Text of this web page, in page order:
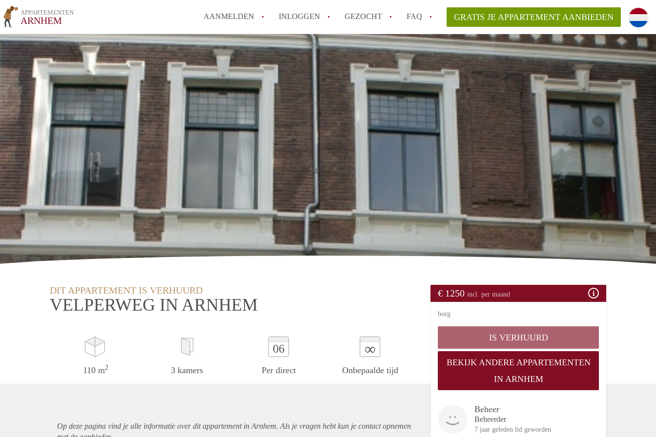
APPARTEMENTEN
ARNHEM AANMELDEN INLOGGEN GEZOCHT FAQ
How to translate AppartementenArnhem!
Wat is AppartementenArnhem?
Hoeveel kost het om te reageren op een Appartement in Arnhem?
Wat is de privacyverklaring van AppartementenArnhem?
Berekent AppartementenArnhem
makelaarsvergoeding/bemiddelingsvergoeding?
GRATIS JE APPARTEMENT AANBIEDEN
DIT APPARTEMENT IS VERHUURD
VELPERWEG IN ARNHEM
110 m2 3 kamers
06
Per direct
∞
Onbepaalde tijd
€ 1250 incl. per maand
borg
IS VERHUURD
BEKIJK ANDERE APPARTEMENTEN
IN ARNHEM
Beheer
Beheerder
7 jaar geleden lid geworden
Op deze pagina vind je alle informatie over ditappartementin Arnhem. Als je vragen hebt kun je contact opnemen